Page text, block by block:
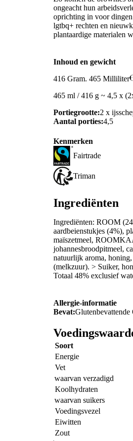
ongeacht hun
oprichting in voor
lgtbq+ rechten en
plantaardige materialen
Inhoud en gewicht
416 Gram. 465 Milliliter
465 ml / 416 g ~ 4,5 x
Portiegrootte:2 x
Aantal porties:4,5
Kenmerken
Fairtrade
Triman
Ingrediënten
Ingrediënten: ROOM
aardbeienstukjes (4%),
maïszetmeel,
johannesbroodpitmeel,
natuurlijk aroma,
(melkzuur). > Suiker,
Totaal 48% exclusief
Allergie-informatie
Bevat:
Soort
Energie
Vet
waarvan verzadigd
Koolhydraten
waarvan suikers
Voedingsvezel
Eiwitten
Zout